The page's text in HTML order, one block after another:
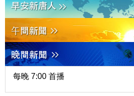
每晚 7:00 首播